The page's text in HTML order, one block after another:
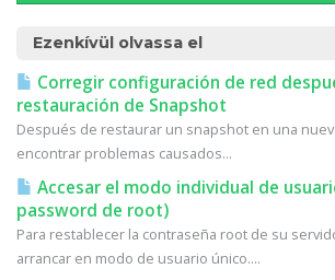
Ezenkívül olvassa el
Corregir configuración de red
restauración de Snapshot
Después de restaurar un snapshot en una
encontrar problemas causados...
Accesar el modo individual de
password de root)
Para restablecer la contraseña root de su
arrancar en modo de usuario único....